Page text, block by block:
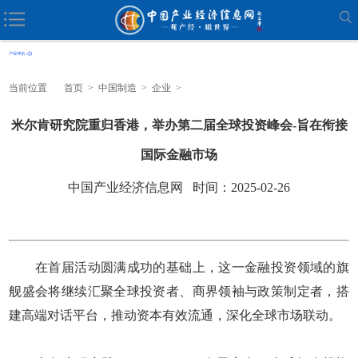
当前位置 首页 > 中国制造 > 企业 >
米尔肯研究院重归香港，举办第二届全球投资峰会-旨在衔接
国际金融市场
中国产业经济信息网 时间：2025-02-26
在首届活动圆满成功的基础上，这一金融投资领域的旗
舰盛会将继续汇聚全球投资者、商界领袖与政策制定者，搭
建高端对话平台，推动资本有效流通，深化全球市场联动。